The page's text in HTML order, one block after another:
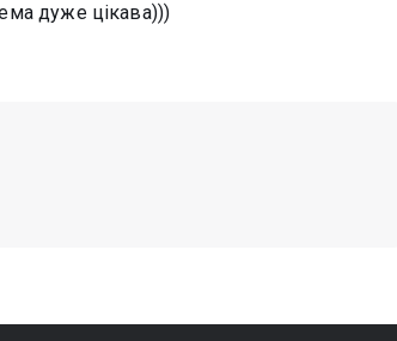
дуже цікава)))